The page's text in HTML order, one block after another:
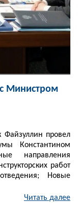
с Министром
провел
Константином
направления
работ
Новые
Читать далее